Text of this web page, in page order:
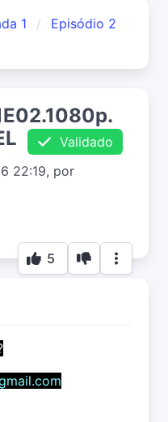
1
Episódio 2
Validado
22:19, por
5